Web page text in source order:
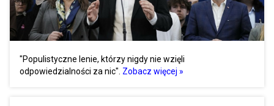
"Populistyczne lenie, którzy nigdy nie wzięli
odpowiedzialności za nic". Zobacz więcej »